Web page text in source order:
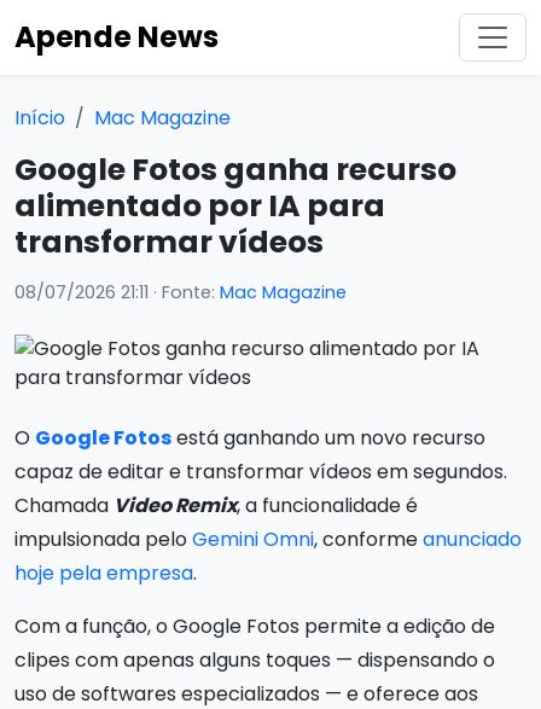
Apende News
Início Mac Magazine
Google Fotos ganha recurso
alimentado por IA para
transformar vídeos
08/07/2026 21:11 · Fonte: Mac Magazine
O Google Fotosestá ganhando um novo recurso
capaz de editar e transformar vídeos em segundos.
Chamada Video Remix, a funcionalidade é
impulsionada peloGemini Omni, conformeanunciado
hoje pela empresa.
Com a função, o Google Fotos permite a edição de
clipes com apenas alguns toques — dispensando o
uso de softwares especializados — e oferece aos